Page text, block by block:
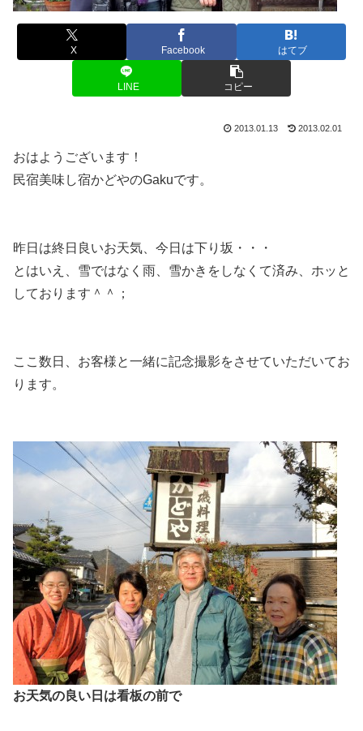
X Facebook はてブ
LINE コピー
2013.01.13 2013.02.01
おはようございます！
民宿美味し宿かどやのGakuです。
昨日は終日良いお天気、今日は下り坂・・・
とはいえ、雪ではなく雨、雪かきをしなくて済み、ホッと
しております＾＾；
ここ数日、お客様と一緒に記念撮影をさせていただいてお
ります。
お天気の良い日は看板の前で